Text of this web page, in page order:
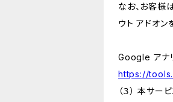
なお、お客様
ウト アドオン
Google アナ
https://
（３） 本サ